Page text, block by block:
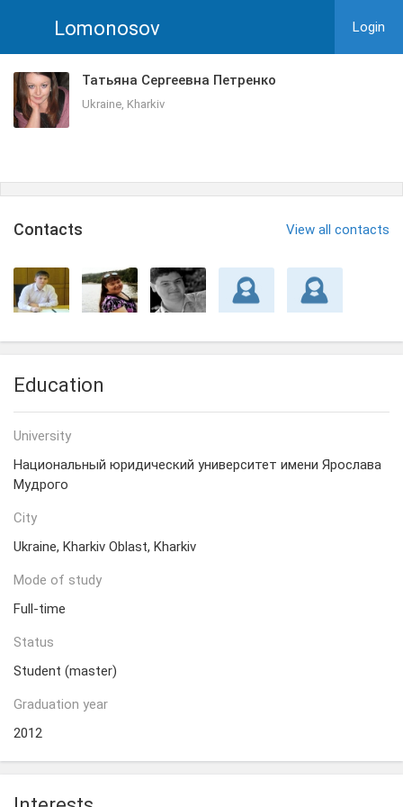
Lomonosov Login
Татьяна Сергеевна Петренко
Ukraine, Kharkiv
Сontacts View all contacts
Education
University
Национальный юридический университет имени Ярослава
Мудрого
City
Ukraine, Kharkiv Oblast, Kharkiv
Mode of study
Full-time
Status
Student (master)
Graduation year
2012